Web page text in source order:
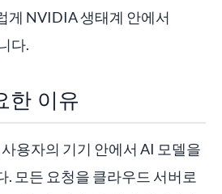
게 NVIDIA 생태계 안에서
다.
한 이유
용자의 기기 안에서 AI 모델을
. 모든 요청을 클라우드 서버로